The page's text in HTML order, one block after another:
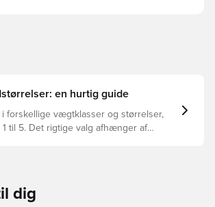
en hurtig guide
i forskellige vægtklasser og størrelser,
1 til 5. Det rigtige valg afhænger af
dig